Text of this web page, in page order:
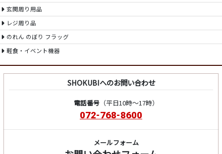
玄関周り用品
レジ周り品
のれん のぼり フラッグ
軽食・イベント機器
SHOKUBIへのお問い合わせ
電話番号（平日10時～17時）
072-768-8600
メールフォーム